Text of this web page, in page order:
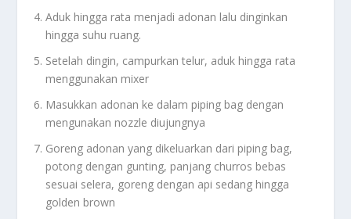
Aduk hingga rata menjadi adonan lalu dinginkan
hingga suhu ruang.
Setelah dingin, campurkan telur, aduk hingga rata
menggunakan mixer
Masukkan adonan ke dalam piping bag dengan
mengunakan nozzle diujungnya
Goreng adonan yang dikeluarkan dari piping bag,
potong dengan gunting, panjang churros bebas
sesuai selera, goreng dengan api sedang hingga
golden brown